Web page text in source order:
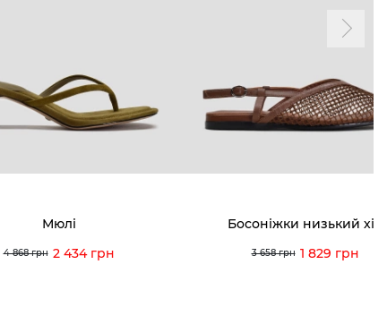
Мюлі
4 868 грн 2 434 грн
Босоніжки низький хід
3 658 грн 1 829 грн
повернення